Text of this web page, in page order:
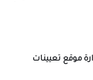
موقع تعيينات